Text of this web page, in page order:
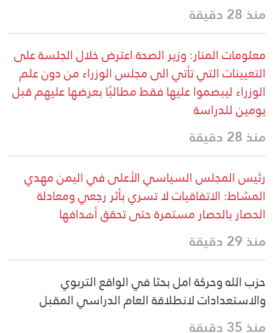
منذ 28 دقيقة
معلومات المنار: وزير الصحة اعترض خلال الجلسة على
التعيينات التي تأتي الى مجلس الوزراء من دون علم
الوزراء ليبصموا عليها فقط مطالبًا بعرضها عليهم قبل
يومين للدراسة
منذ 28 دقيقة
رئيس المجلس السياسي الأعلى في اليمن مهدي
المشاط: الاتفاقيات لا تسري بأثر رجعي ومعادلة
الحصار بالحصار مستمرة حتى تحقق أهدافها
منذ 29 دقيقة
حزب الله وحركة امل بحثا في الواقع التربوي
والاستعدادات لانطلاقة العام الدراسي المقبل
منذ 35 دقيقة